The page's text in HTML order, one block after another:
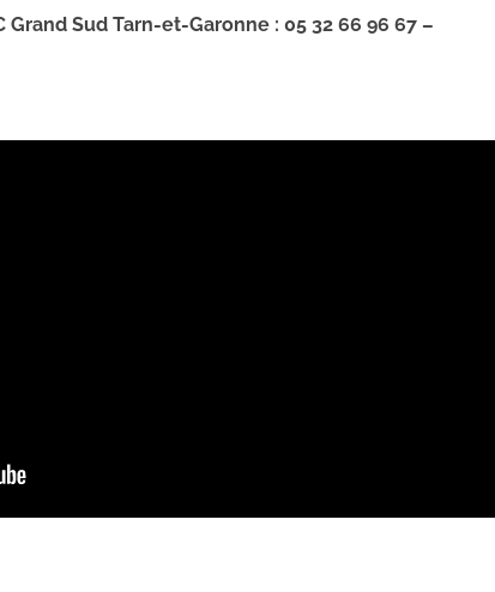
Grand Sud Tarn-et-Garonne : 05 32 66 96 67 –